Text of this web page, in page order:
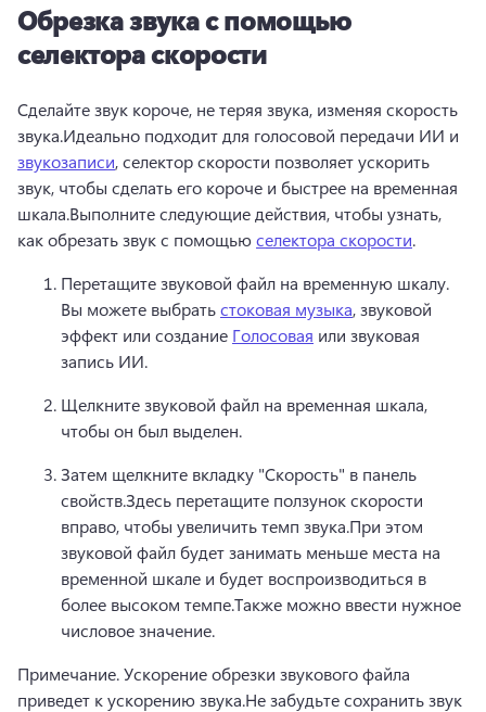
Обрезка звука с помощью
селектора скорости
Сделайте звук короче, не теряя звука, изменяя скорость
звука.Идеально подходит для голосовой передачи ИИ и
звукозаписи, селектор скорости позволяет ускорить
звук, чтобы сделать его короче и быстрее на временная
шкала.Выполните следующие действия, чтобы узнать,
как обрезать звук с помощью селектора скорости.
Вы можете выбрать стоковая музыка, звуковой
эффект или создание Голосовая или звуковая
запись ИИ.
Щелкните звуковой файл на временная шкала,
чтобы он был выделен.
Затем щелкните вкладку "Скорость" в панель
свойств.Здесь перетащите ползунок скорости
вправо, чтобы увеличить темп звука.При этом
звуковой файл будет занимать меньше места на
временной шкале и будет воспроизводиться в
более высоком темпе.Также можно ввести нужное
числовое значение.
Примечание. Ускорение обрезки звукового файла
приведет к ускорению звука.Не забудьте сохранить звук